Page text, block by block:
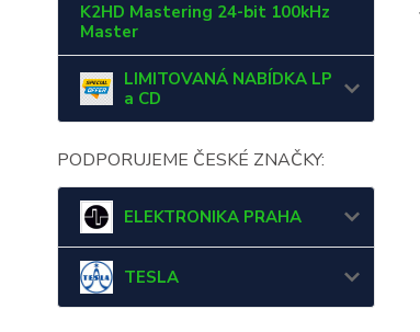
K2HD Mastering 24-bit 100kHz
Master
LIMITOVANÁ NABÍDKA LP
a CD
PODPORUJEME ČESKÉ ZNAČKY:
ELEKTRONIKA PRAHA
TESLA